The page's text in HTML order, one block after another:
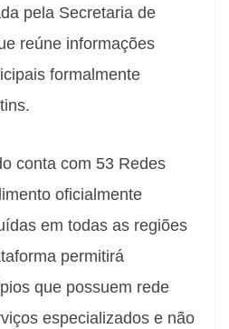
pela Secretaria de
reúne informações
formalmente
conta com 53 Redes
oficialmente
em todas as regiões
permitirá
que possuem rede
especializados e não